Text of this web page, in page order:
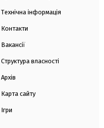
Технічна інформація
Контакти
Вакансії
Структура власності
Архів
Карта сайту
Ігри